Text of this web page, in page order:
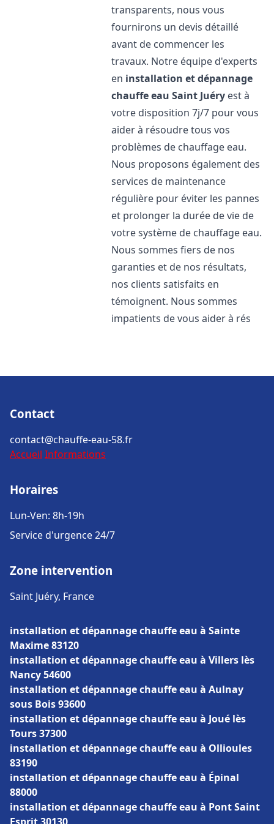
transparents, nous vous
fournirons un devis détaillé
avant de commencer les
travaux. Notre équipe d'experts
en installation et dépannage
chauffe eau Saint Juéry est à
votre disposition 7j/7 pour vous
aider à résoudre tous vos
problèmes de chauffage eau.
Nous proposons également des
services de maintenance
régulière pour éviter les pannes
et prolonger la durée de vie de
votre système de chauffage eau.
Nous sommes fiers de nos
garanties et de nos résultats,
nos clients satisfaits en
témoignent. Nous sommes
impatients de vous aider à rés
Contact
contact@chauffe-eau-58.fr
Accueil Informations
Horaires
Lun-Ven: 8h-19h
Service d'urgence 24/7
Zone intervention
Saint Juéry, France
installation et dépannage chauffe eau à Sainte
Maxime 83120
installation et dépannage chauffe eau à Villers lès
Nancy 54600
installation et dépannage chauffe eau à Aulnay
sous Bois 93600
installation et dépannage chauffe eau à Joué lès
Tours 37300
installation et dépannage chauffe eau à Ollioules
83190
installation et dépannage chauffe eau à Épinal
88000
installation et dépannage chauffe eau à Pont Saint